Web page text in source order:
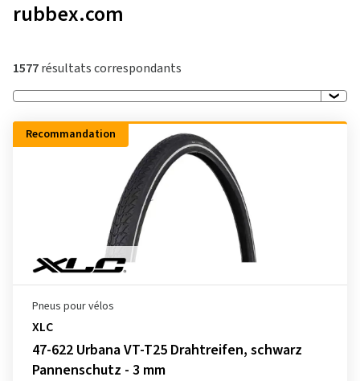
rubbex.com
1577résultats correspondants
Recommandation
Pneus pour vélos
XLC
47-622 Urbana VT-T25 Drahtreifen, schwarz
Pannenschutz - 3 mm